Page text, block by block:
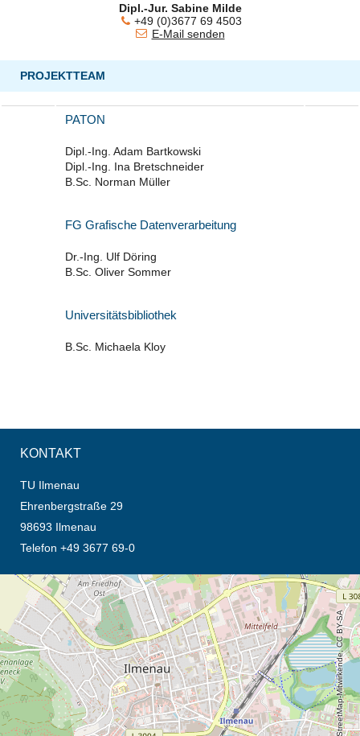
Dipl.-Jur. Sabine Milde
+49 (0)3677 69 4503
E-Mail senden
PROJEKTTEAM
PATON
Dipl.-Ing. Adam Bartkowski
Dipl.-Ing. Ina Bretschneider
B.Sc. Norman Müller
FG Grafische Datenverarbeitung
Dr.-Ing. Ulf Döring
B.Sc. Oliver Sommer
Universitätsbibliothek
B.Sc. Michaela Kloy
KONTAKT
TU Ilmenau
Ehrenbergstraße 29
98693 Ilmenau
Telefon +49 3677 69-0
Öffnet die Anfahrtsbeschreibung in neuem Tab (Karte)
© OpenStreetMap-Mitwirkende, CC BY-SA